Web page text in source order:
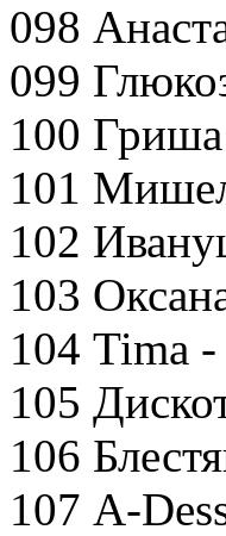
098
099
100
101
102
103
104 Tima
105
106
107 A-